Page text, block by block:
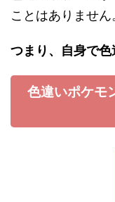
ことはありません
つまり、自身で色
色違いポケモ